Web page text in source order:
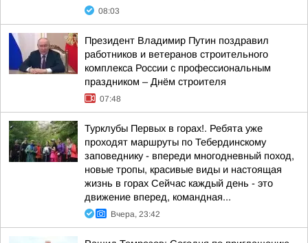
08:03
Президент Владимир Путин поздравил
работников и ветеранов строительного
комплекса России с профессиональным
праздником – Днём строителя
07:48
Турклубы Первых в горах!. Ребята уже
проходят маршруты по Тебердинскому
заповеднику - впереди многодневный поход,
новые тропы, красивые виды и настоящая
жизнь в горах Сейчас каждый день - это
движение вперед, командная...
Вчера, 23:42